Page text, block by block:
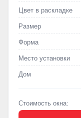
Цвет в раскладке
Размер
Форма
Место установки
Дом
Стоимость окна: